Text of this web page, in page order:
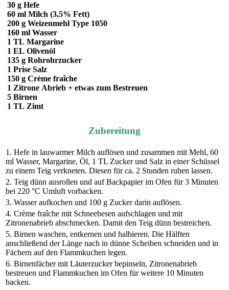
30 g Hefe
60 ml Milch (3,5% Fett)
200 g Weizenmehl Type 1050
160 ml Wasser
1 TL Margarine
1 EL Olivenöl
135 g Rohrohrzucker
1 Prise Salz
150 g Crème fraîche
1 Zitrone Abrieb + etwas zum Bestreuen
5 Birnen
1 TL Zimt
Zubereitung
1. Hefe in lauwarmer Milch auflösen und zusammen mit Mehl, 60
ml Wasser, Margarine, Öl, 1 TL Zucker und Salz in einer Schüssel
zu einem Teig verkneten. Diesen für ca. 2 Stunden ruhen lassen.
2. Teig dünn ausrollen und auf Backpapier im Ofen für 3 Minuten
bei 220 °C Umluft vorbacken.
3. Wasser aufkochen und 100 g Zucker darin auflösen.
4. Crème fraîche mit Schneebesen aufschlagen und mit
Zitronenabrieb abschmecken. Damit den Teig dünn bestreichen.
5. Birnen waschen, entkernen und halbieren. Die Hälften
anschließend der Länge nach in dünne Scheiben schneiden und in
Fächern auf den Flammkuchen legen.
6. Birnenfächer mit Läuterzucker bepinseln, Zitronenabrieb
bestreuen und Flammkuchen im Ofen für weitere 10 Minuten
backen.